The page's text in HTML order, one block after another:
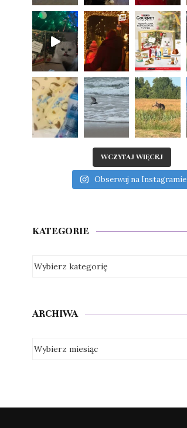
WCZYTAJ WIĘCEJ
Obserwuj na Instagramie
KATEGORIE
ARCHIWA